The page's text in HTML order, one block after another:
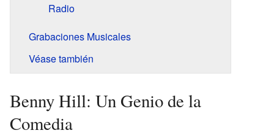
Radio
Grabaciones Musicales
Véase también
Benny Hill: Un Genio de la
Comedia